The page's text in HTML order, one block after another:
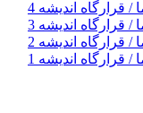
انديشه 4
انديشه 3
انديشه 2
انديشه 1